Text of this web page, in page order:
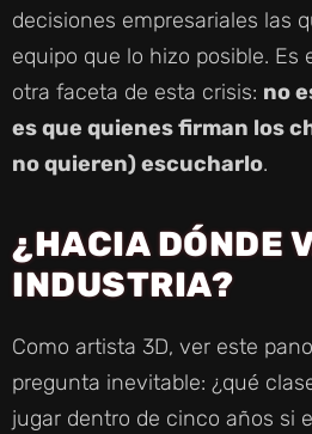
decisiones empresariales las
equipo que lo hizo posible. Es
otra faceta de esta crisis: no
es que quienes firman los
no quieren) escucharlo.
¿HACIA DÓNDE
INDUSTRIA?
Como artista 3D, ver este
pregunta inevitable: ¿qué
jugar dentro de cinco años si